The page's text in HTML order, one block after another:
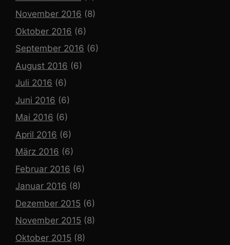
November 2016 (8)
Oktober 2016 (6)
September 2016 (6)
August 2016 (6)
Juli 2016 (6)
Juni 2016 (6)
Mai 2016 (6)
April 2016 (6)
März 2016 (6)
Februar 2016 (6)
Januar 2016 (8)
Dezember 2015 (6)
November 2015 (8)
Oktober 2015 (8)